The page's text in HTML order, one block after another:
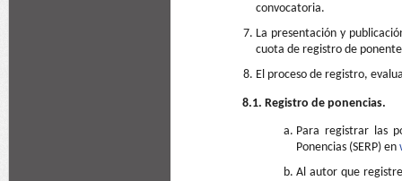
convocatoria.
La presentación y
cuota de registro de
El proceso de registro,
8.1. Registro de ponencias.
Para registrar las
Ponencias (SERP) en
Al autor que